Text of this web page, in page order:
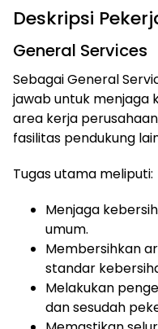
Deskripsi
General Services
Sebagai General
jawab untuk menjaga
area kerja
fasilitas pendukung
Tugas utama meliputi:
Menjaga
umum.
Membersihkan
standar
Melakukan
dan sesudah